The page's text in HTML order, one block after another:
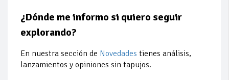
¿Dónde me informo si quiero seguir
explorando?
En nuestra sección de Novedades tienes análisis,
lanzamientos y opiniones sin tapujos.